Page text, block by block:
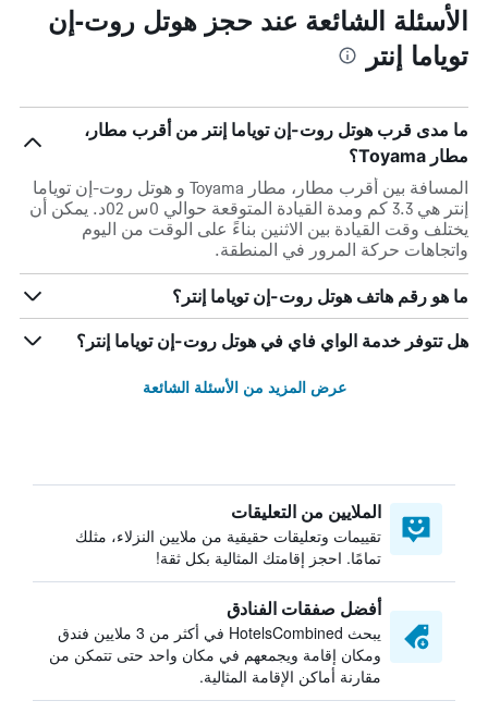
الأسئلة الشائعة عند حجز هوتل روت-إن
توياما إنتر
ما مدى قرب هوتل روت-إن توياما إنتر من أقرب مطار،
مطار Toyama؟
المسافة بين أقرب مطار، مطار Toyama و هوتل روت-إن توياما
إنتر هي 3.3 كم ومدة القيادة المتوقعة حوالي 0س 02د. يمكن أن
يختلف وقت القيادة بين الاثنين بناءً على الوقت من اليوم
واتجاهات حركة المرور في المنطقة.
ما هو رقم هاتف هوتل روت-إن توياما إنتر؟
هل تتوفر خدمة الواي فاي في هوتل روت-إن توياما إنتر؟
عرض المزيد من الأسئلة الشائعة
الملايين من التعليقات
تقييمات وتعليقات حقيقية من ملايين النزلاء، مثلك
تمامًا. احجز إقامتك المثالية بكل ثقة!
أفضل صفقات الفنادق
يبحث HotelsCombined في أكثر من 3 ملايين فندق
ومكان إقامة ويجمعهم في مكان واحد حتى تتمكن من
مقارنة أماكن الإقامة المثالية.